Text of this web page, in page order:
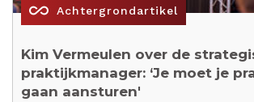
all_inclusive Achtergrondartikel
Kim Vermeulen over de
praktijkmanager: ‘Je moet je
gaan aansturen'